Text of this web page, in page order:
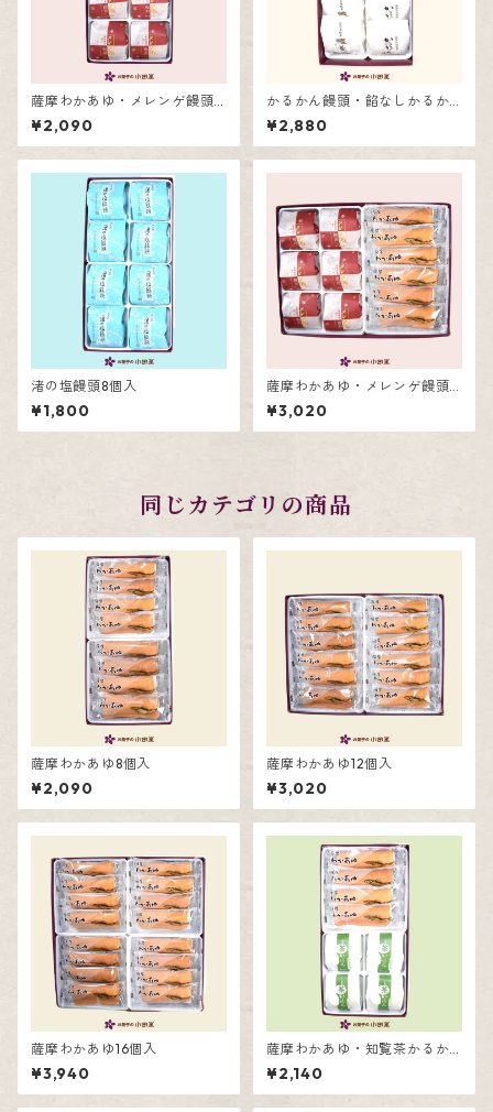
薩摩わかあゆ・メレンゲ饅頭
詰合せ８個入
¥2,090
かるかん饅頭・餡なしかるか
ん詰合せ10個入
¥2,880
渚の塩饅頭8個入
¥1,800
薩摩わかあゆ・メレンゲ饅頭
詰合せ12個入
¥3,020
同じカテゴリの商品
薩摩わかあゆ8個入
¥2,090
薩摩わかあゆ12個入
¥3,020
薩摩わかあゆ16個入
¥3,940
薩摩わかあゆ・知覧茶かるか
ん詰合せ8個入
¥2,140